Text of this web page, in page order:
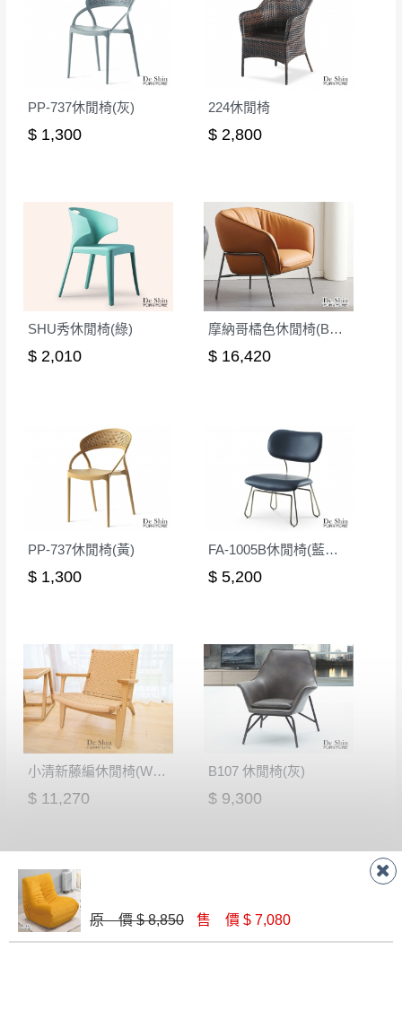
PP-737休閒椅(灰)
$ 1,300
224休閒椅
$ 2,800
SHU秀休閒椅(綠)
$ 2,010
摩納哥橘色休閒椅(BC08)
$ 16,420
PP-737休閒椅(黃)
$ 1,300
FA-1005B休閒椅(藍黑皮)
$ 5,200
小清新藤編休閒椅(WS-086)
$ 11,270
B107 休閒椅(灰)
$ 9,300
原 價 $ 8,850 售 價 $ 7,080